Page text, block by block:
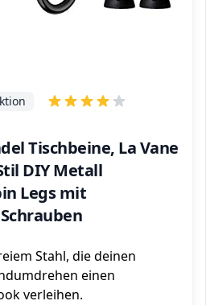
Tischbeine, La Vane
DIY Metall
Legs mit
Stahl, die deinen
einen
verleihen.